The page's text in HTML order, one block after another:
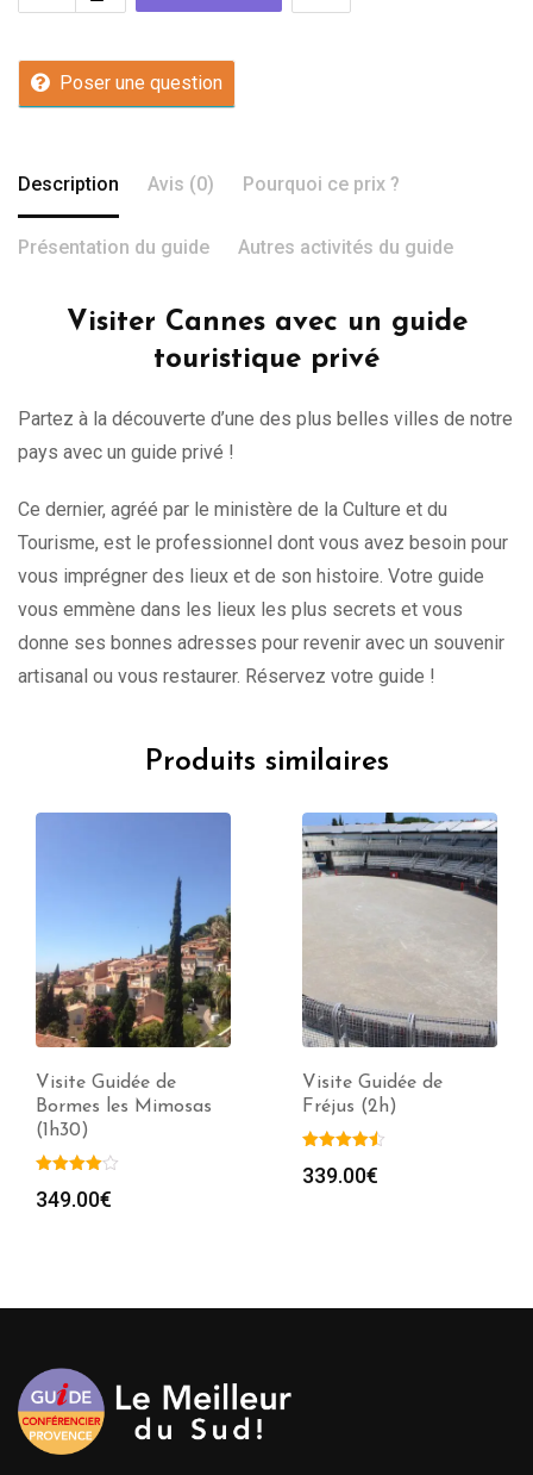
Poser une question
Description Avis (0) Pourquoi ce prix ?
Présentation du guide Autres activités du guide
Visiter Cannes avec un guide
touristique privé
Partez à la découverte d’une des plus belles villes de notre
pays avec un guide privé !
Ce dernier, agréé par le ministère de la Culture et du
Tourisme, est le professionnel dont vous avez besoin pour
vous imprégner des lieux et de son histoire. Votre guide
vous emmène dans les lieux les plus secrets et vous
donne ses bonnes adresses pour revenir avec un souvenir
artisanal ou vous restaurer. Réservez votre guide !
Produits similaires
Visite Guidée de
Bormes les Mimosas
(1h30)
349.00€
Visite Guidée de
Fréjus (2h)
339.00€